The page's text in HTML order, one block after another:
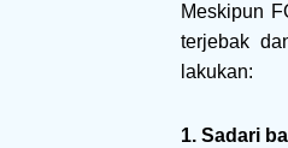
Meskipun
terjebak
lakukan:
1. Sadari